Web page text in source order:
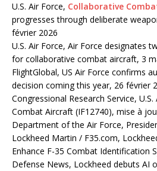
U.S. Air Force, Collaborative
progresses through deliberate
février 2026
U.S. Air Force, Air Force designates
for collaborative combat aircraft, 3
FlightGlobal, US Air Force confirms
decision coming this year, 26 février
Congressional Research Service,
Combat Aircraft (IF12740), mise à
Department of the Air Force,
Lockheed Martin / F35.com,
Enhance F-35 Combat Identification
Defense News, Lockheed debuts AI